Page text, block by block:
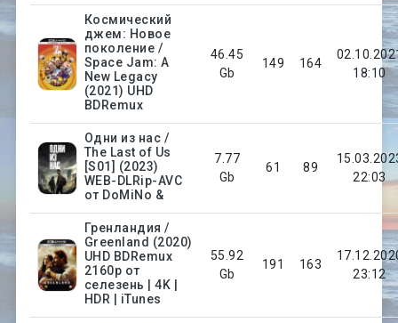
Космический
джем: Новое
поколение /
Space Jam: A
New Legacy
(2021) UHD
BDRemux
46.45
Gb
149 164
18:10
Одни из нас /
The Last of Us
[S01] (2023)
WEB-DLRip-AVC
от DoMiNo &
7.77
Gb
61 89
22:03
Гренландия /
Greenland (2020)
UHD BDRemux
2160p от
селезень | 4K |
HDR | iTunes
55.92
Gb
191 163
23:12